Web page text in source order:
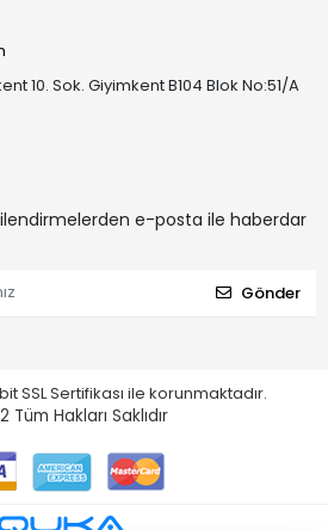
10. Sok. Giyimkent B104 Blok No:51/A
e-posta ile haberdar
Gönder
SSL Sertifikası ile korunmaktadır.
Tüm Hakları Saklıdır